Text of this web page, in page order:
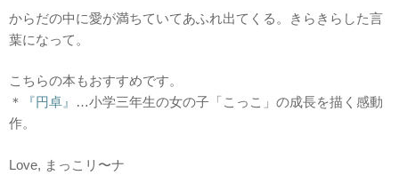
からだの中に愛が満ちていてあふれ出てくる。きらきらした言
葉になって。
こちらの本もおすすめです。
＊
『円卓』
…小学三年生の女の子「こっこ」の成長を描く感動
作。
Love, まっこリ〜ナ